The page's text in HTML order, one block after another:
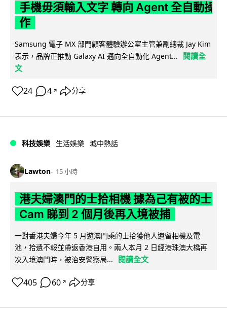
手機毋須輸入文字 轉向 Agent 全自動操
作
Samsung 電子 MX 部門顧客體驗辦公室主管兼副總裁 Jay Kim
表示，品牌正推動 Galaxy AI 邁向全自動化 Agent...
閱讀全
文
24 4 ↗ 分享
科技娛樂 生活娛樂 城中熱話
Lawton 15 小時
港夫婦澳門的士拾相機 據為己有被的士
Cam 睇到 2 個月後再入境被捕
一對香港夫婦今年 5 月遊澳門乘的士拾獲他人遺留相機及電
池，拾遺不報並帶返香港自用。兩人本月 2 日經港珠澳大橋再
次入境澳門時，被治安警察局...
閱讀全文
405 60 ↗ 分享